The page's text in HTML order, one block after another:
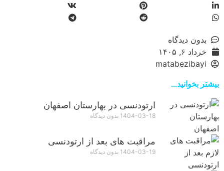
بدون دیدگاه
خرداد ۶, ۱۴۰۵
matabezibayi
بیشتر بخوانید...
ارتودنسی در بهارستان اصفهان
1404-03-18 بدون دیدگاه
مراقبت‌ های بعد از ارتودنسی
1404-03-19 بدون دیدگاه